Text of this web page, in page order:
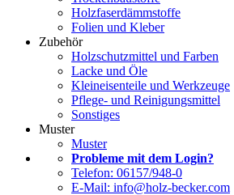
Holzfaserdämmstoffe
Folien und Kleber
Zubehör
Holzschutzmittel und Farben
Lacke und Öle
Kleineisenteile und Werkzeuge
Pflege- und Reinigungsmittel
Sonstiges
Muster
Muster
Probleme mit dem Login?
Telefon: 06157/948-0
E-Mail: info@holz-becker.com